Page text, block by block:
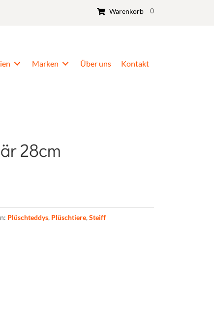
Warenkorb 0
Marken Über uns Kontakt
28cm
Plüschteddys, Plüschtiere,Steiff